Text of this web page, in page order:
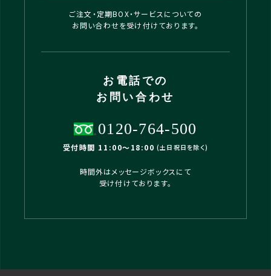
ご注文・定期BOX・サービスについての
お問い合わせを受け付けております。
お電話での
お問い合わせ
0120-764-500
受付時間 11:00〜18:00 (土日祝日を除く)
時間外はメッセージボックスにて
受け付けております。